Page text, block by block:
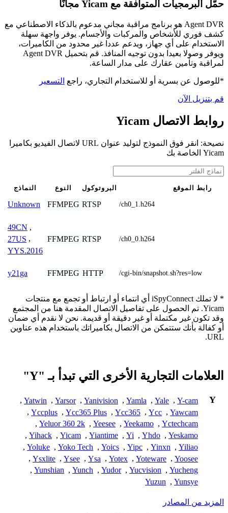
حمّل البرمجيات المتوافقة مع Yicam مجانًا
Agent DVR هو برنامج مراقبة مجاني مدعوم بالذكاء الاصطناعي مع
كشف فوري للأشخاص والمركبات والأجسام. يوفر واجهة سهلة
الاستخدام على أي جهاز، ويدعم عددا غير محدود من الكاميرات،
ويوفر وصولا بعيدا بدون توجيه المنافذ. قم بتحميل Agent DVR
لمراقبة وتأمين عقارك على مدار الساعة.
*للوصول عن بسرية أو للاستخدام التجاري، راجع التسعير
قم بتنزيل الآن
روابط الاتصال Yicam
نصيحة: انقر فوق النموذج لتوليد عنوان URL لاتصال الفيديو بكاميرا
Yicam الخاصة بك
النماذج النوع البروتوكول رابط الموقع
Unknown FFMPEG RTSP /ch0_1.h264
49CN ,
27US ,
YYS.2016
FFMPEG RTSP /ch0_0.h264
y21ga FFMPEG HTTP /cgi-bin/snapshot.sh?res=low
* لا تملك iSpyConnect أي انتماء أو ارتباط أو تجمع مع منتجات
Yicam. تم الحصول على تفاصيل الاتصال المقدمة هنا من المجتمع
وقد تكون غير مكتملة أو غير دقيقة أو قديمة. نحن لا نقدم أي ضمان
أو كفالة بأنك ستتمكن من الاتصال بكاميراتك باستخدام هذه عناوين
URL.
العلامات التجارية الأخرى التي تبدأ بـ "Y"
Y
Y-cam
,
Yale
,
Yamla
,
Yanivision
,
Yarsor
,
Yatwin
,
Yawcam
,
Ycc
,
Ycc365
,
Ycc365 Plus
,
Yccplus
,
Yctechcam
,
Yeekamo
,
Yeesee
,
Yeluor 360 2k
,
Yeskamo
,
Yhdo
,
Yi
,
Yiantime
,
Yicam
,
Yihack
,
Yiliao
,
Yinxn
,
Yipc
,
Yoics
,
Yoko Tech
,
Yoluke
,
Yoosee
,
Yoteware
,
Yotex
,
Ysa
,
Ysee
,
Ysxlite
,
Yucheng
,
Yucvision
,
Yudor
,
Yunch
,
Yunshian
,
Yunsye
,
Yuzun
المزيد من المصادر